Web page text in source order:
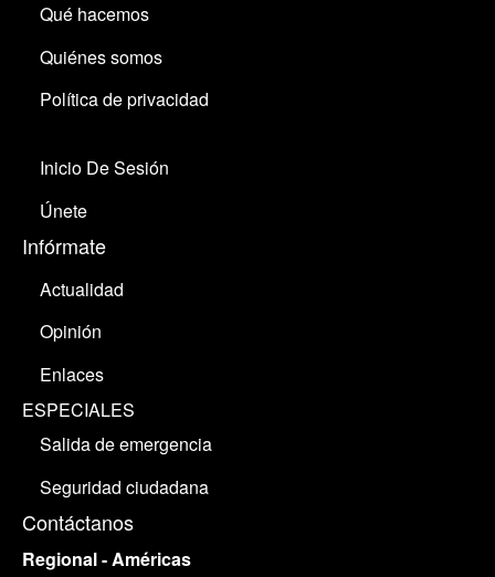
Qué hacemos
Quiénes somos
Política de privacidad
Inicio De Sesión
Únete
Infórmate
Actualidad
Opinión
Enlaces
ESPECIALES
Salida de emergencia
Seguridad ciudadana
Contáctanos
Regional - Américas